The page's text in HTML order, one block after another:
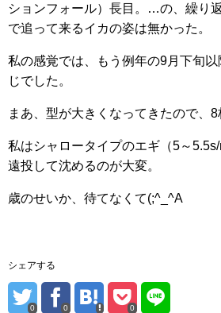
ションフォール）長目。…の、繰り
で追って来るイカの姿は無かった。
私の感覚では、もう例年の9月下旬
じでした。
まあ、型が大きくなってきたので、8
私はシャロータイプのエギ（5～5.5s/
遠投して沈めるのが大変。
歳のせいか、待てなくて(;^_^A
シェアする
0 0 0